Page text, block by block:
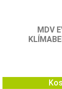
MDV